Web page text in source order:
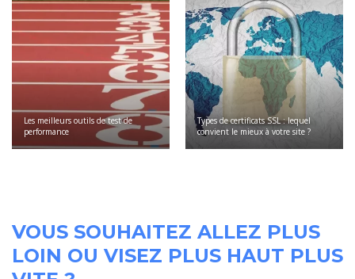
Les meilleurs outils de test de
performance
Types de certificats SSL : lequel
convient le mieux à votre site ?
VOUS SOUHAITEZ ALLEZ PLUS
LOIN OU VISEZ PLUS HAUT PLUS